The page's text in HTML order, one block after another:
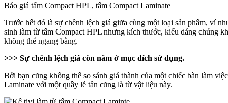
Báo giá tấm Compact HPL, tấm Compact Laminate
Trước hết đó là sự chênh lệch giá giữa cùng một loại sản phẩm, ví
sinh làm từ tấm Compact HPL nhưng kích thước, kiểu dáng chúng
không thể ngang bằng.
>>> Sự chênh lệch giá còn nằm ở mục đích sử dụng.
Bởi bạn cũng không thể so sánh giá thành của một chiếc bàn làm
Laminate với một quầy lễ tân cũng là từ vật liệu này.